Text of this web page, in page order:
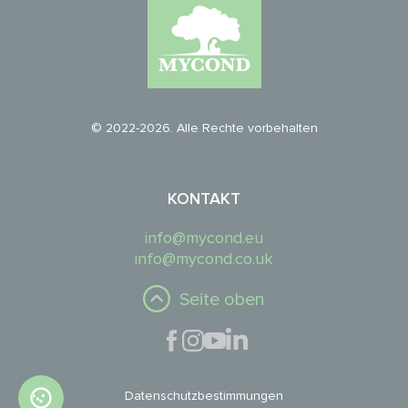
© 2022-2026. Alle Rechte vorbehalten
KONTAKT
info@mycond.eu
info@mycond.co.uk
Seite oben
Datenschutzbestimmungen